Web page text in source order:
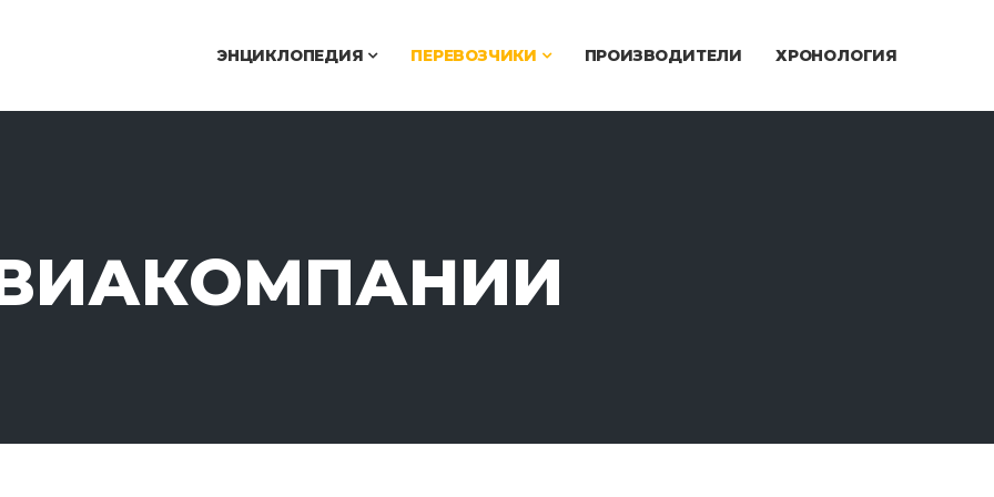
ЭНЦИКЛОПЕДИЯ ПЕРЕВОЗЧИКИ ПРОИЗВОДИТЕЛИ ХРОНОЛОГИЯ